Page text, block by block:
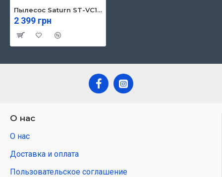
Пылесос Saturn ST-VC1291
2 399 грн
О нас
О нас
Доставка и оплата
Пользовательское соглашение